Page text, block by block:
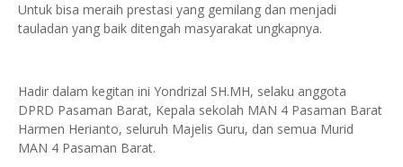
Untuk bisa meraih prestasi yang gemilang dan menjadi
tauladan yang baik ditengah masyarakat ungkapnya.
Hadir dalam kegitan ini Yondrizal SH.MH, selaku anggota
DPRD Pasaman Barat, Kepala sekolah MAN 4 Pasaman Barat
Harmen Herianto, seluruh Majelis Guru, dan semua Murid
MAN 4 Pasaman Barat.